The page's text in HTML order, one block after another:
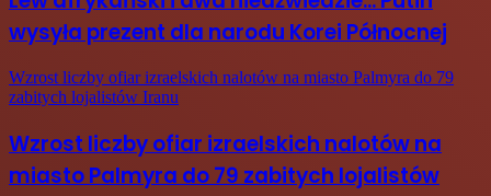
wysyła prezent dla narodu Korei Północnej
Wzrost liczby ofiar izraelskich nalotów na miasto Palmyra do 79
zabitych lojalistów Iranu
Wzrost liczby ofiar izraelskich nalotów na
miasto Palmyra do 79 zabitych lojalistów